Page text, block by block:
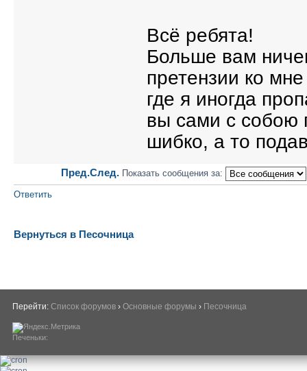
Всё ребята!
Больше вам
претензии ко
где я иногда
вы сами с собою
шибко, а то
Пред.След. Показать сообщения за:
Ответить
Вернуться в Песочница
Перейти: Список форумов › Основные форумы › Песочница
Печеньки: